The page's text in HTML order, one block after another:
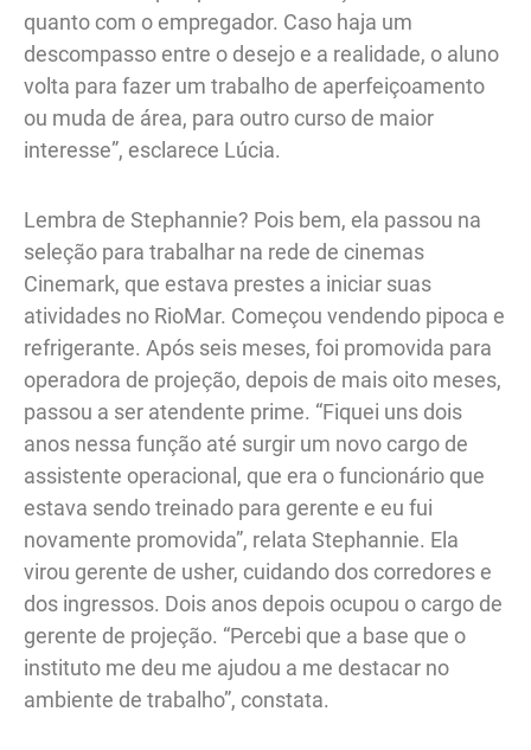
quanto com o empregador. Caso haja um
descompasso entre o desejo e a realidade, o aluno
volta para fazer um trabalho de aperfeiçoamento
ou muda de área, para outro curso de maior
interesse”, esclarece Lúcia.
Lembra de Stephannie? Pois bem, ela passou na
seleção para trabalhar na rede de cinemas
Cinemark, que estava prestes a iniciar suas
atividades no RioMar. Começou vendendo pipoca e
refrigerante. Após seis meses, foi promovida para
operadora de projeção, depois de mais oito meses,
passou a ser atendente prime. “Fiquei uns dois
anos nessa função até surgir um novo cargo de
assistente operacional, que era o funcionário que
estava sendo treinado para gerente e eu fui
novamente promovida”, relata Stephannie. Ela
virou gerente de usher, cuidando dos corredores e
dos ingressos. Dois anos depois ocupou o cargo de
gerente de projeção. “Percebi que a base que o
instituto me deu me ajudou a me destacar no
ambiente de trabalho”, constata.